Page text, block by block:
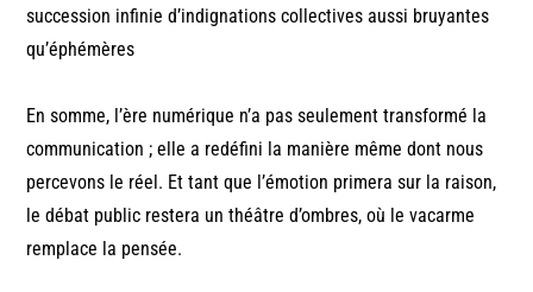
succession infinie d’indignations collectives aussi bruyantes
qu’éphémères
En somme, l’ère numérique n’a pas seulement transformé la
communication ; elle a redéfini la manière même dont nous
percevons le réel. Et tant que l’émotion primera sur la raison,
le débat public restera un théâtre d’ombres, où le vacarme
remplace la pensée.